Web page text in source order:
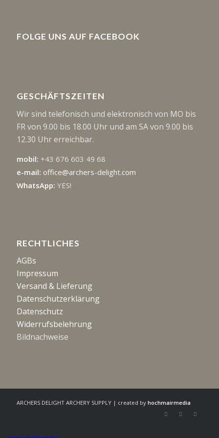
FOLGE UNS AUF FACEBOOK
GESCHÄFTSZEITEN
Wir sind telefonisch und elektronisch von MO bis
FR von 9.00 bis 18.00 Uhr und am SA von 9.00 bis
12.30 Uhr erreichbar.
mobil: +43 676 603 49 68
e-mail: office@archers-delight.com
WhatsApp: YES!
RECHTLICHES
AGBs
Impressum
Versand & Lieferung
Datenschutzerklärung
Datenschutz
Widerrufsbelehrung
Bildnachweise
ARCHERS DELIGHT ARCHERY SUPPLY | created by hochmairmedia